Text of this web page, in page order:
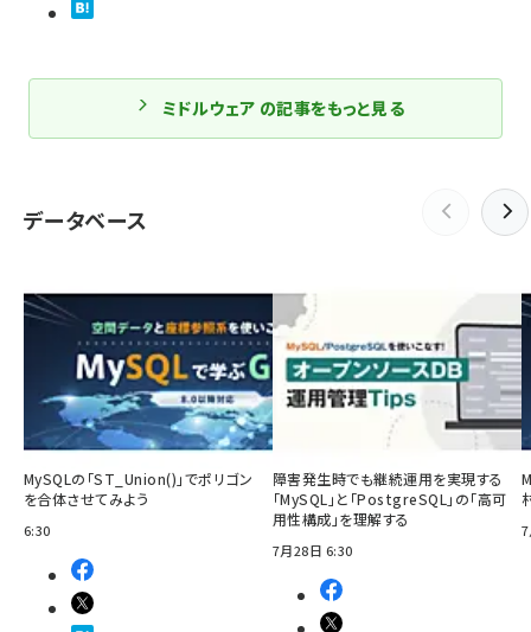
ミドルウェア の記事をもっと見る
データベース
MySQLの「ST_Union()」でポリゴン
を合体させてみよう
6:30
障害発生時でも継続運用を実現する
「MySQL」と「PostgreSQL」の「高可
用性構成」を理解する
7月28日 6:30